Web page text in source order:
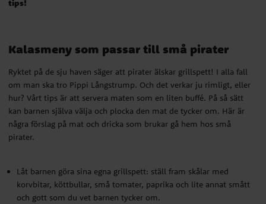
korvbitar, köttbullar, små tomater, paprika och lite annat smått
och gott som du vet barnen tycker om.
Grillade kycklingklubbor
smak) med sockerdricka eller bubbelvatten i en stor skål,
använda frysta jordgubbar som isbitar. Serveras i
, med
så klart!
tips!
Kalasmeny som passar till små pirater
Ryktet på de sju haven säger att pirater älskar grillspett! I alla fall
om man ska tro Pippi Långstrump. Och det verkar ju rimligt, eller
hur? Vårt tips är att servera maten som en liten buffé. På så sätt
kan barnen själva välja och plocka den mat de tycker om. Här är
några förslag på mat och dricka som brukar gå hem hos små
pirater.
Låt barnen göra sina egna grillspett: ställ fram skålar med
korvbitar, köttbullar, små tomater, paprika och lite annat smått
och gott som du vet barnen tycker om.